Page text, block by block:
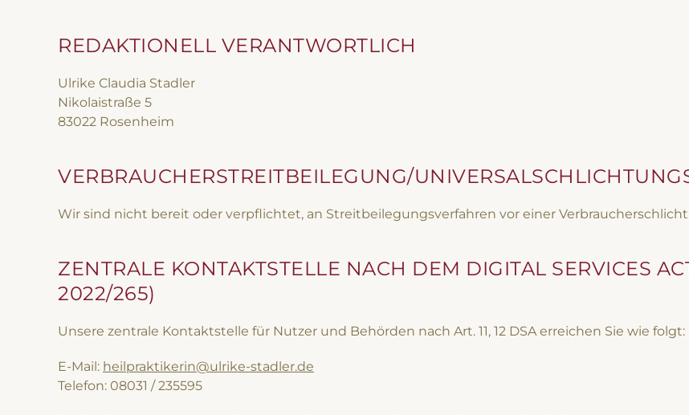
REDAKTIONELL VERANTWORTLICH
Ulrike Claudia Stadler
Nikolaistraße 5
83022 Rosenheim
VERBRAUCHER­STREIT­BEILEGUNG/
Wir sind nicht bereit oder verpflichtet, an Streitbeilegungsverfahren vor einer
ZENTRALE KONTAKTSTELLE NACH DEM DIGITAL SERVICES
2022/265)
Unsere zentrale Kontaktstelle für Nutzer und Behörden nach Art. 11, 12 DSA erreichen Sie wie folgt:
E-Mail: heilpraktikerin@ulrike-stadler.de
Telefon: 08031 / 235595